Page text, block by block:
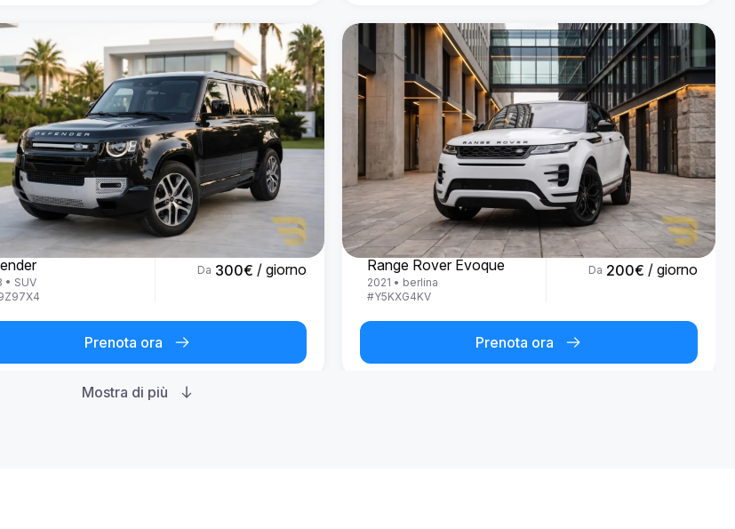
Rover
• SUV
Da 300€ / giorno
Prenota ora
Land Rover
Range Rover Evoque
2021 • berlina
#Y5KXG4KV
Da 200€ / giorno
Prenota ora
Mostra di più